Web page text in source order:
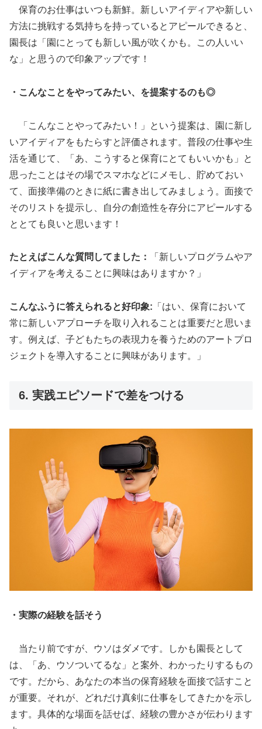
保育のお仕事はいつも新鮮。新しいアイディアや新しい
方法に挑戦する気持ちを持っているとアピールできると、
園長は「園にとっても新しい風が吹くかも。この人いい
な」と思うので印象アップです！
・こんなことをやってみたい、を提案するのも◎
「こんなことやってみたい！」という提案は、園に新し
いアイディアをもたらすと評価されます。普段の仕事や生
活を通じて、「あ、こうすると保育にとてもいいかも」と
思ったことはその場でスマホなどにメモし、貯めておい
て、面接準備のときに紙に書き出してみましょう。面接で
そのリストを提示し、自分の創造性を存分にアピールする
ととても良いと思います！
たとえばこんな質問してました：
「新しいプログラムやア
イディアを考えることに興味はありますか？」
こんなふうに答えられると好印象: 「はい、保育において
常に新しいアプローチを取り入れることは重要だと思いま
す。例えば、子どもたちの表現力を養うためのアートプロ
ジェクトを導入することに興味があります。」
6. 実践エピソードで差をつける
・実際の経験を話そう
当たり前ですが、ウソはダメです。しかも園長として
は、「あ、ウソついてるな」と案外、わかったりするもの
です。だから、あなたの本当の保育経験を面接で話すこと
が重要。それが、どれだけ真剣に仕事をしてきたかを示し
ます。具体的な場面を話せば、経験の豊かさが伝わります